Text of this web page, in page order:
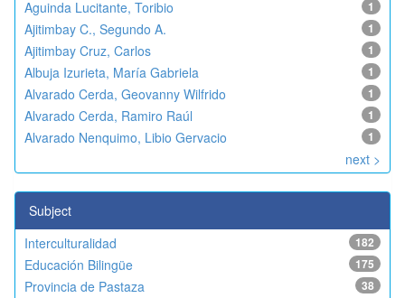
1
Aguinda Lucitante, Toribio
1
Ajitimbay C., Segundo A.
1
Ajitimbay Cruz, Carlos
1
Albuja Izurieta, María Gabriela
1
Alvarado Cerda, Geovanny Wilfrido
1
Alvarado Cerda, Ramiro Raúl
1
Alvarado Nenquimo, Libio Gervacio
next >
Subject
182
Interculturalidad
175
Educación Bilingüe
38
Provincia de Pastaza